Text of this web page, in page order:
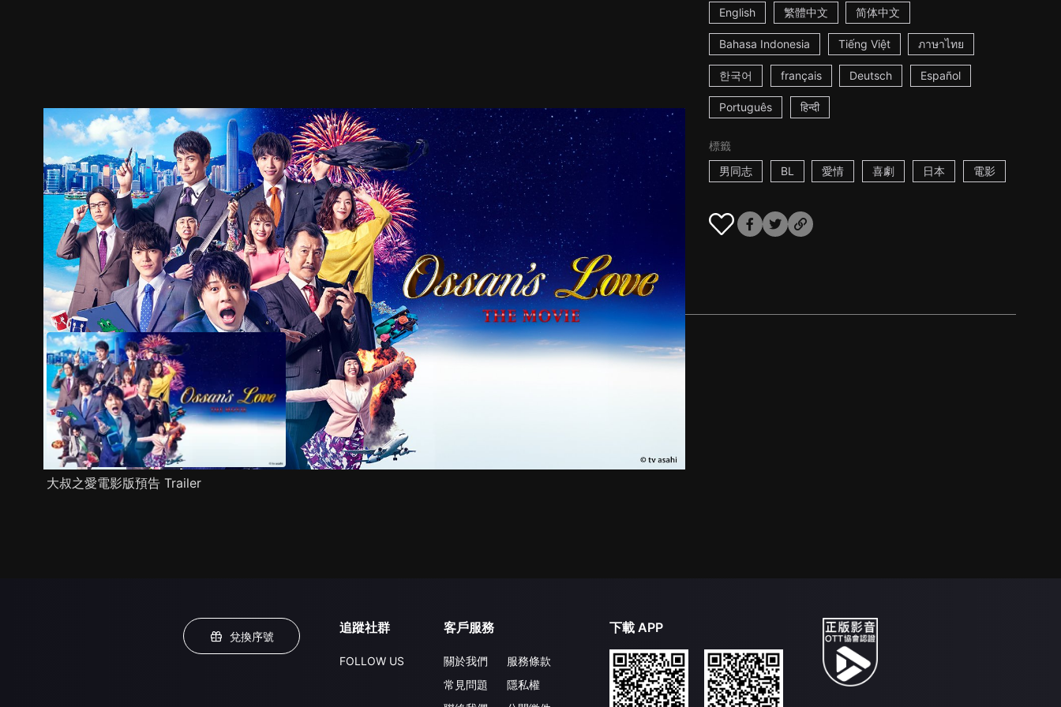
English 繁體中文 简体中文
Bahasa Indonesia Tiếng Việt ภาษาไทย
한국어 français Deutsch Español
Português हिन्दी
標籤
男同志
BL 愛情 喜劇 日本 電影
預告 劇照 推薦影片 劇情介紹
大叔之愛電影版預告 Trailer
兌換序號
追蹤社群
FOLLOW US
客戶服務
關於我們
常見問題
服務條款
隱私權
下載 APP